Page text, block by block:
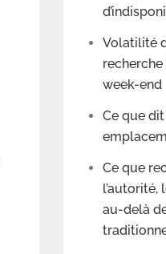
Volatilité
week-end
Ce que
Ce que
l’autorité,
au-delà